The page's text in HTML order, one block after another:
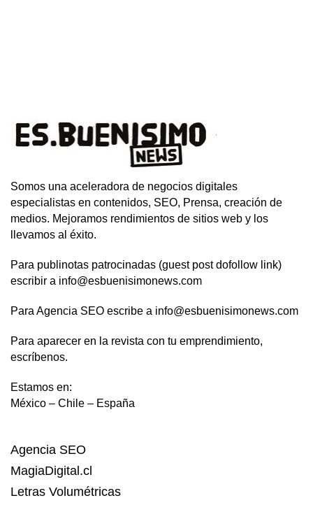
Somos una aceleradora de negocios digitales
especialistas en contenidos, SEO, Prensa, creación de
medios. Mejoramos rendimientos de sitios web y los
llevamos al éxito.
Para publinotas patrocinadas (guest post dofollow link)
escribir a info@esbuenisimonews.com
Para Agencia SEO escribe a info@esbuenisimonews.com
Para aparecer en la revista con tu emprendimiento,
escríbenos.
Estamos en:
México – Chile – España
Agencia SEO
MagiaDigital.cl
Letras Volumétricas